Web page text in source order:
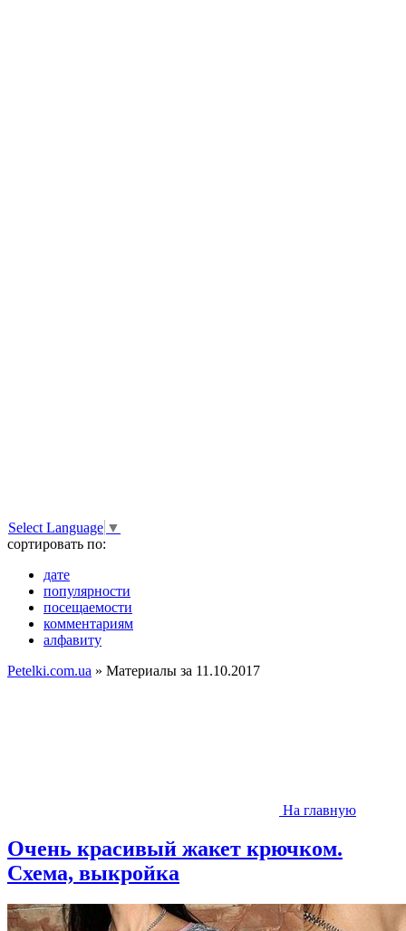
Select Language ▼
сортировать по:
дате
популярности
посещаемости
комментариям
алфавиту
Petelki.com.ua » Материалы за 11.10.2017
На главную
Очень красивый жакет крючком.
Схема, выкройка